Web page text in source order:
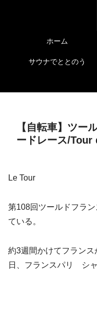
ホーム
サウナでととのう
【自転車】ツー
ードレース/Tour
Le Tour
第108回ツールドフラ
ている。
約3週間かけてフラン
日、フランスパリ シャ